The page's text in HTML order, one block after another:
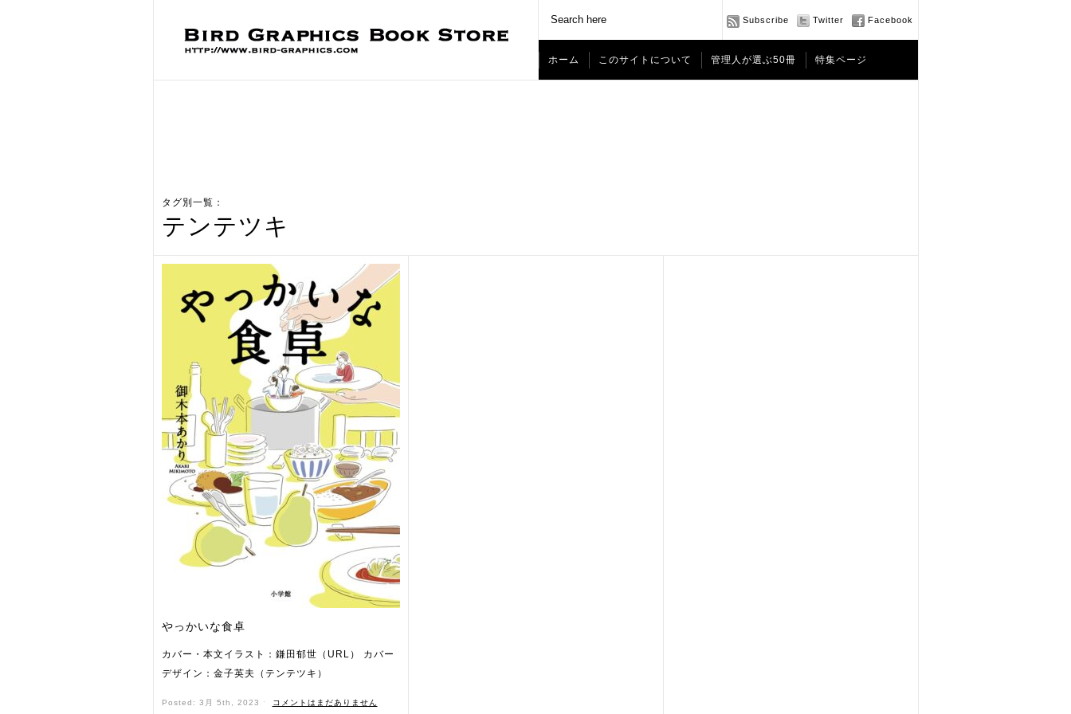
Subscribe Twitter Facebook
ホーム このサイトについて 管理人が選ぶ50冊 特集ページ
タグ別一覧：
テンテツキ
やっかいな食卓
カバー・本文イラスト：鎌田郁世（URL） カバー
デザイン：金子英夫（テンテツキ）
Posted: 3月 5th, 2023 ˑ コメントはまだありません